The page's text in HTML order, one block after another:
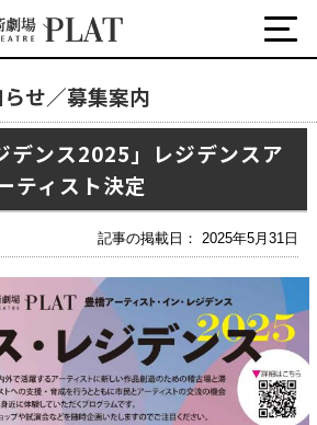
らせ／募集案内
デンス2025」レジデンスア
ティスト決定
記事の掲載日： 2025年5月31日
案内